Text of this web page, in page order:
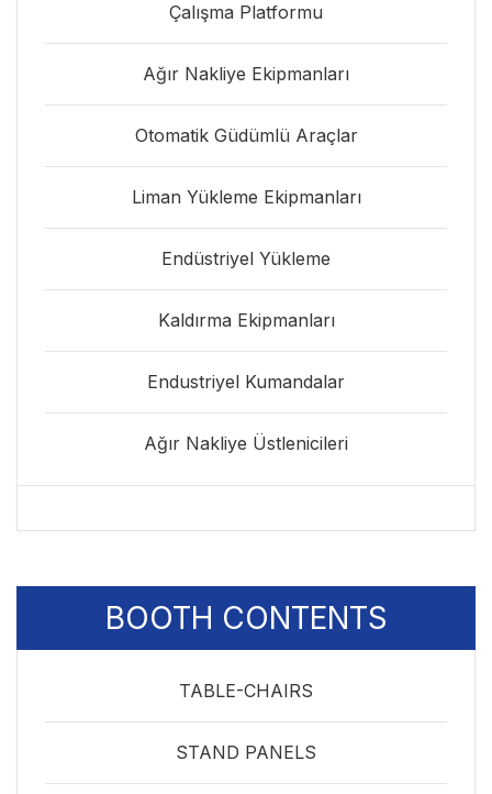
Çalışma Platformu
Ağır Nakliye Ekipmanları
Otomatik Güdümlü Araçlar
Liman Yükleme Ekipmanları
Endüstriyel Yükleme
Kaldırma Ekipmanları
Endustriyel Kumandalar
Ağır Nakliye Üstlenicileri
BOOTH CONTENTS
TABLE-CHAIRS
STAND PANELS